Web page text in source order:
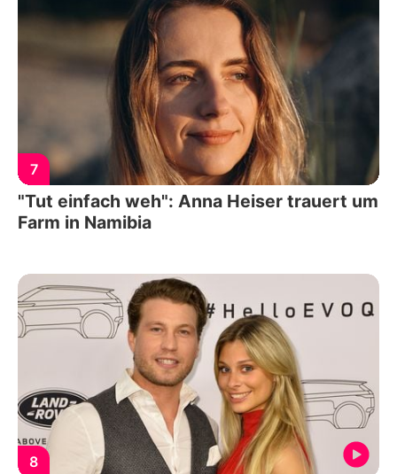
7
"Tut einfach weh": Anna Heiser trauert um
Farm in Namibia
8